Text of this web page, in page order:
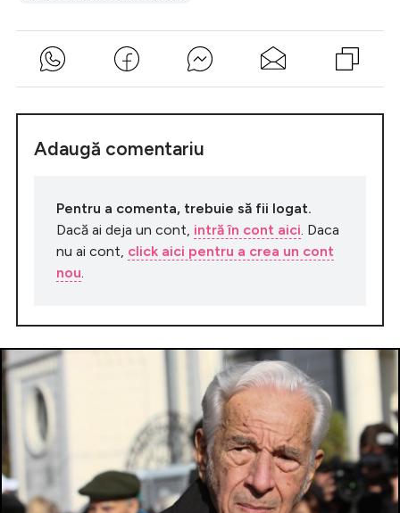
Adaugă comentariu
Pentru a comenta, trebuie să fii logat.
Dacă ai deja un cont, intră în cont aici . Daca
nu ai cont, click aici pentru a crea un cont
nou